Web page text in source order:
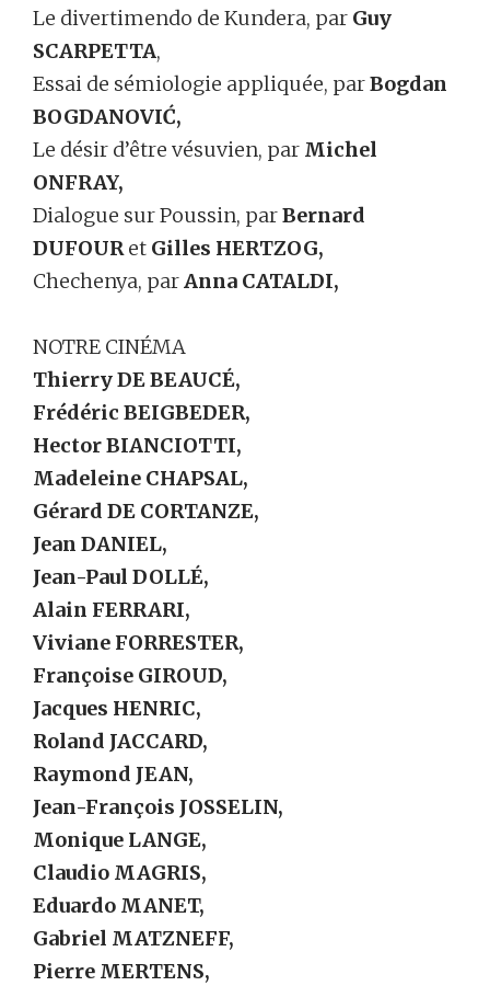
Le divertimendo de Kundera, par Guy
SCARPETTA,
Essai de sémiologie appliquée, parBogdan
BOGDANOVIĆ,
Le désir d’être vésuvien, par Michel
ONFRAY,
Dialogue sur Poussin, parBernard
DUFOURet Gilles HERTZOG,
Chechenya, parAnna CATALDI,
NOTRE CINÉMA
Thierry DE BEAUCÉ,
Frédéric BEIGBEDER,
Hector BIANCIOTTI,
Madeleine CHAPSAL,
Gérard DE CORTANZE,
Jean DANIEL,
Jean-Paul DOLLÉ,
Alain FERRARI,
Viviane FORRESTER,
Françoise GIROUD,
Jacques HENRIC,
Roland JACCARD,
Raymond JEAN,
Jean-François JOSSELIN,
Monique LANGE,
Claudio MAGRIS,
Eduardo MANET,
Gabriel MATZNEFF,
Pierre MERTENS,